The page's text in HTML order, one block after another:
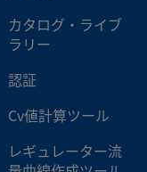
6 mm
3/8 インチ
3/8 インチ
カタログ・ライブ
ラリー
認証
Cv値計算ツール
レギュレーター流